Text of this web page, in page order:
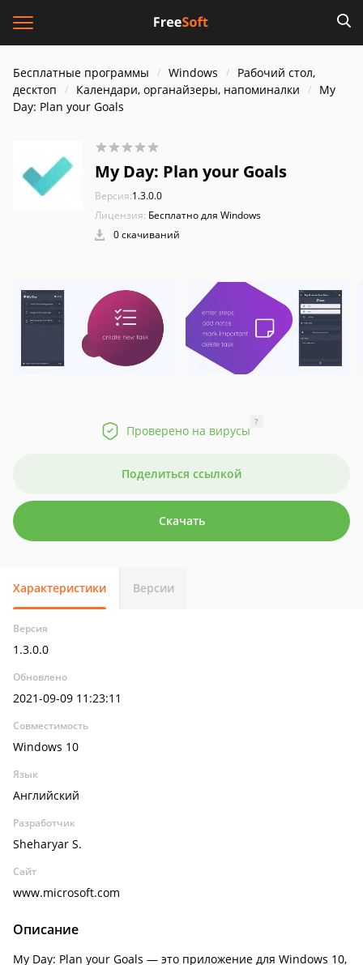
Бесплатные программы Windows
Рабочий стол,
десктоп
Календари, органайзеры, напоминалки
My
Day: Plan your Goals
My Day: Plan your Goals
Версия:1.3.0.0
Лицензия: Бесплатно для Windows
0 скачиваний
Проверено на вирусы
?
Поделиться ссылкой
Скачать
Характеристики Версии
Версия
1.3.0.0
Обновлено
2021-09-09 11:23:11
Совместимость
Windows 10
Язык
Английский
Разработчик
Sheharyar S.
Сайт
www.microsoft.com
Описание
My Day: Plan your Goals — это приложение для Windows 10,